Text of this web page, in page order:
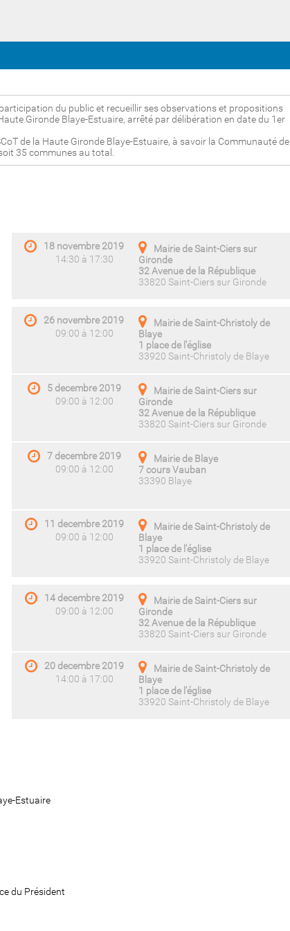
du public et recueillir ses observations et propositions
Gironde Blaye-Estuaire, arrêté par délibération en date du 1er
de la Haute Gironde Blaye-Estuaire, à savoir la Communauté de
35 communes au total.
18 novembre 2019
14:30 à 17:30
Mairie de Saint-Ciers sur
Gironde
32 Avenue de la République
33820 Saint-Ciers sur Gironde
26 novembre 2019
09:00 à 12:00
Mairie de Saint-Christoly de
Blaye
1 place de l'église
33920 Saint-Christoly de Blaye
5 decembre 2019
09:00 à 12:00
Mairie de Saint-Ciers sur
Gironde
32 Avenue de la République
33820 Saint-Ciers sur Gironde
7 decembre 2019
09:00 à 12:00
Mairie de Blaye
7 cours Vauban
33390 Blaye
11 decembre 2019
09:00 à 12:00
Mairie de Saint-Christoly de
Blaye
1 place de l'église
33920 Saint-Christoly de Blaye
14 decembre 2019
09:00 à 12:00
Mairie de Saint-Ciers sur
Gironde
32 Avenue de la République
33820 Saint-Ciers sur Gironde
20 decembre 2019
14:00 à 17:00
Mairie de Saint-Christoly de
Blaye
1 place de l'église
33920 Saint-Christoly de Blaye
Estuaire
du Président